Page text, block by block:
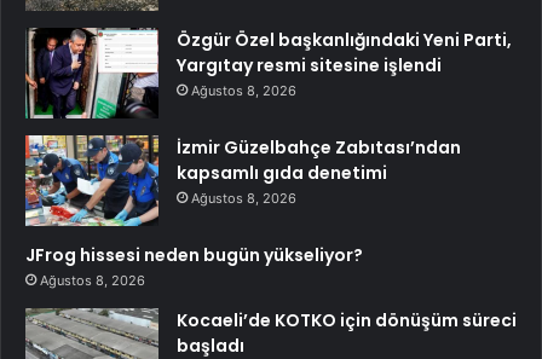
Özgür Özel başkanlığındaki Yeni Parti,
Yargıtay resmi sitesine işlendi
Ağustos 8, 2026
İzmir Güzelbahçe Zabıtası’ndan
kapsamlı gıda denetimi
Ağustos 8, 2026
JFrog hissesi neden bugün yükseliyor?
Ağustos 8, 2026
Kocaeli’de KOTKO için dönüşüm süreci
başladı